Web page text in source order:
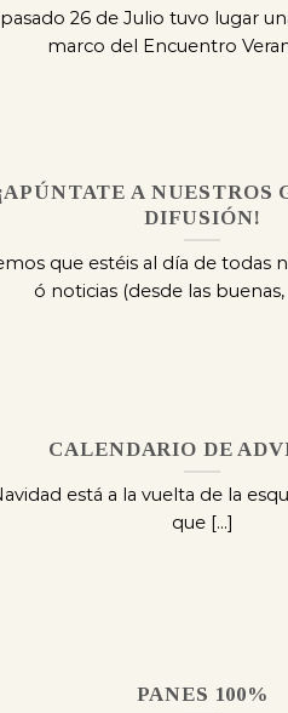
pasado 26 de Julio tuvo lugar
marco del Encuentro
¡APÚNTATE A NUESTROS
DIFUSIÓN!
que estéis al día de todas
ó noticias (desde las buenas,
CALENDARIO DE
está a la vuelta de la
que [...]
PANES 100%